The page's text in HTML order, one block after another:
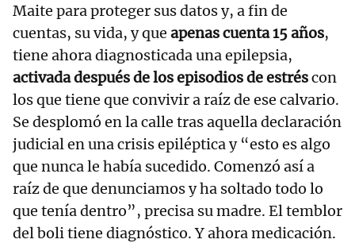
Maite para proteger sus datos y, a fin de
cuentas, su vida, y que apenas cuenta 15 años,
tiene ahora diagnosticada una epilepsia,
activada después de los episodios de estréscon
los que tiene que convivir a raíz de ese calvario.
Se desplomó en la calle tras aquella declaración
judicial en una crisis epiléptica y “esto es algo
que nunca le había sucedido. Comenzó así a
raíz de que denunciamos y ha soltado todo lo
que tenía dentro”, precisa su madre. El temblor
del boli tiene diagnóstico. Y ahora medicación.